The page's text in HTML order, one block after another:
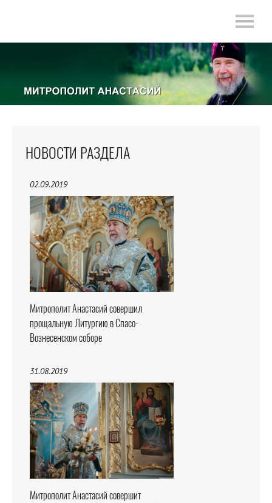
НОВОСТИ РАЗДЕЛА
02.09.2019
Митрополит Анастасий совершил
прощальную Литургию в Спасо-
Вознесенском соборе
31.08.2019
Митрополит Анастасий совершит